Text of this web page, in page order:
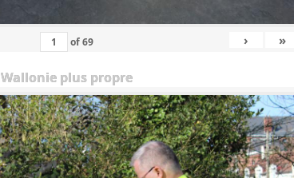
of69 › »
Wallonie plus propre